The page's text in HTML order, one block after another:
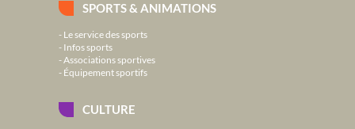
SPORTS & ANIMATIONS
Le service des sports
Infos sports
Associations sportives
Équipement sportifs
CULTURE